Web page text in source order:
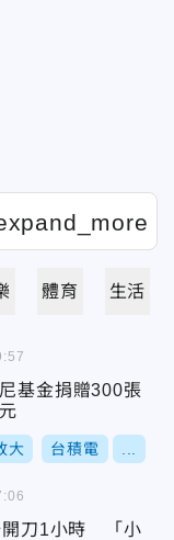
體育 生活
基金捐贈300張
大 台積電
開刀1小時 「小